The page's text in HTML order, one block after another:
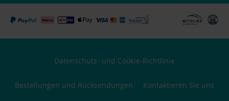
Datenschutz- und Cookie-Richtlinie
Bestellungen und Rücksendungen Kontaktieren Sie uns